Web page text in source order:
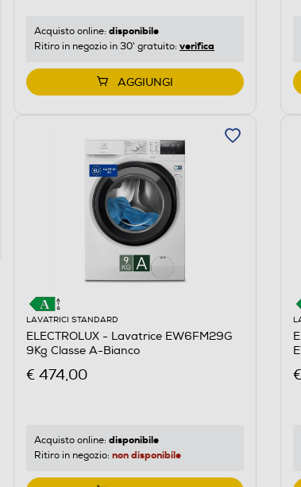
Acquisto online: disponibile
Ritiro in negozio in 30' gratuito: verifica
AGGIUNGI
LAVATRICI STANDARD
ELECTROLUX - Lavatrice EW6FM29G
9Kg Classe A-Bianco
€ 474,00
Acquisto online: disponibile
Ritiro in negozio: non disponibile